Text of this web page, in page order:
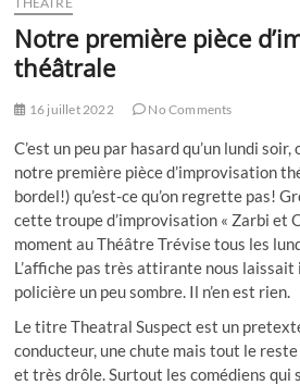
Notre première pièce
théâtrale
16 juillet 2022 No Comments
C’est un peu par hasard qu’un lundi
notre première pièce d’improvisation
bordel!) qu’est-ce qu’on regrette pas!
cette troupe d’improvisation « Zarbi et
moment au Théâtre Trévise tous les
L’affiche pas très attirante nous
policière un peu sombre. Il n’en est rien.
Le titre Theatral Suspect est un
conducteur, une chute mais tout le
et très drôle. Surtout les comédiens qui